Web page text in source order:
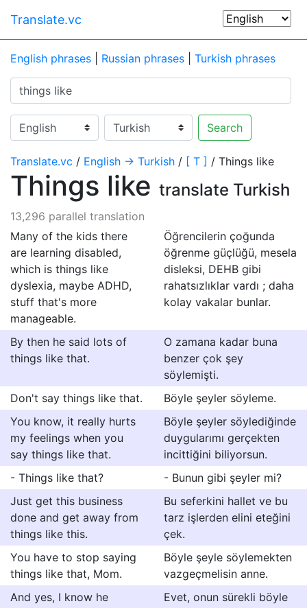
Translate.vc
English phrases Russian phrases Turkish phrases
Search
Translate.vc / English → Turkish / [ T ] / Things like
Things like translate Turkish
13,296 parallel translation
Many of the kids there
are learning disabled,
which is things like
dyslexia, maybe ADHD,
stuff that's more
manageable.
Öğrencilerin çoğunda
öğrenme güçlüğü, mesela
disleksi, DEHB gibi
rahatsızlıklar vardı ; daha
kolay vakalar bunlar.
By then he said lots of
things like that.
O zamana kadar buna
benzer çok şey
söylemişti.
Don't say things like that.
Böyle şeyler söyleme.
You know, it really hurts
my feelings when you
say things like that.
Böyle şeyler söylediğinde
duygularımı gerçekten
incittiğini biliyorsun.
- Things like that?
- Bunun gibi şeyler mi?
Just get this business
done and get away from
things like this.
Bu seferkini hallet ve bu
tarz işlerden elini eteğini
çek.
You have to stop saying
things like that, Mom.
Böyle şeyle söylemekten
vazgeçmelisin anne.
And yes, I know he
Evet, onun sürekli böyle